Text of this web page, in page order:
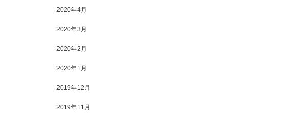
2020年4月
2020年3月
2020年2月
2020年1月
2019年12月
2019年11月